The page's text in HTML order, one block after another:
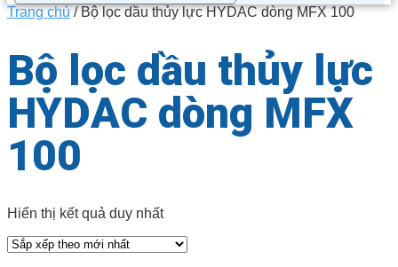
Trang chủ/ Bộ lọc dầu thủy lực HYDAC dòng MFX 100
Bộ lọc dầu thủy lực
HYDAC dòng MFX
100
Hiển thị kết quả duy nhất